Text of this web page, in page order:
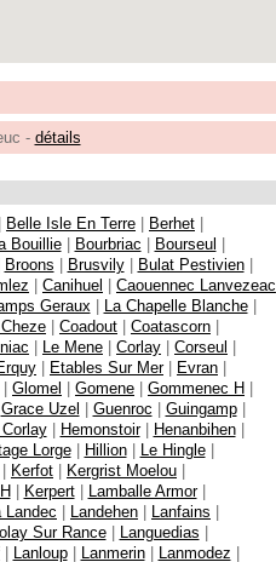
- détails
| Belle Isle En Terre | Berhet |
Bouillie| Bourbriac | Bourseul |
Broons | Brusvily| Bulat Pestivien|
| Canihuel | Caouennec Lanvezeac
Geraux | La Chapelle Blanche|
| Coadout | Coatascorn |
| Le Mene | Corlay | Corseul |
| Etables Sur Mer| Evran |
| Glomel | Gomene | Gommenec H |
Grace Uzel | Guenroc | Guingamp|
| Hemonstoir| Henanbihen|
Lorge| Hillion| Le Hingle|
| Kerfot | Kergrist Moelou |
| Kerpert| Lamballe Armor|
Landec | Landehen | Lanfains |
Sur Rance| Languedias |
| Lanloup| Lanmerin| Lanmodez |